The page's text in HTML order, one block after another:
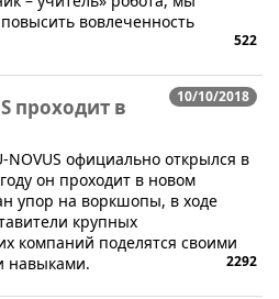
вовлеченность
522
10/10/2018
проходит в
официально открылся в
он проходит в новом
упор на воркшопы, в ходе
крупных
компаний поделятся своими
навыками.
2292